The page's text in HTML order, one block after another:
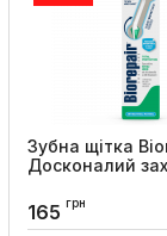
Зубна щітка
Досконалий
догляду)
Код товару: 24
165 грн